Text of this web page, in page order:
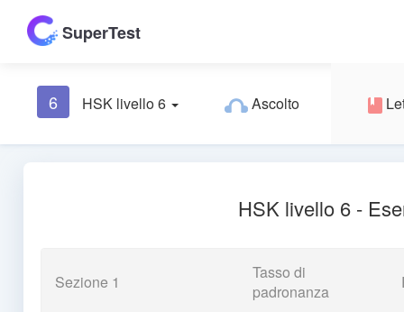
SuperTest
6 HSK livello 6 Ascolto
HSK livello 6 -
Sezione 1
Tasso di
padronanza